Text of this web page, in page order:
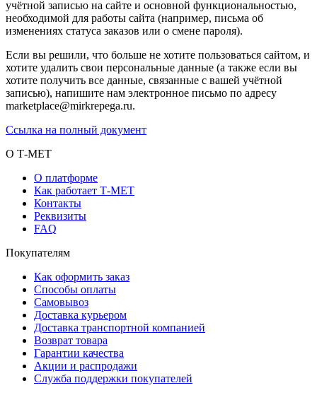
учётной записью на сайте и основной функциональностью,
необходимой для работы сайта (например, письма об
изменениях статуса заказов или о смене пароля).
Если вы решили, что больше не хотите пользоваться сайтом, и
хотите удалить свои персональные данные (а также если вы
хотите получить все данные, связанные с вашей учётной
записью), напишите нам электронное письмо по адресу
marketplace@mirkrepega.ru.
Ссылка на полный документ
О Т-МЕТ
О платформе
Как работает Т-МЕТ
Контакты
Реквизиты
FAQ
Покупателям
Как оформить заказ
Способы оплаты
Самовывоз
Доставка курьером
Доставка транспортной компанией
Возврат товара
Гарантии качества
Акции и распродажи
Служба поддержки покупателей